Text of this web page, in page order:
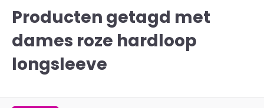
Producten getagd met
dames roze hardloop
longsleeve